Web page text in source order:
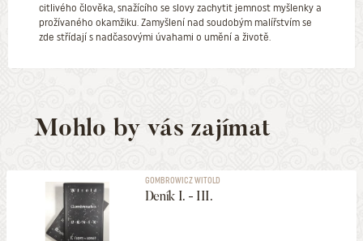
citlivého člověka, snažícího se slovy zachytit jemnost myšlenky a
prožívaného okamžiku. Zamyšlení nad soudobým malířstvím se
zde střídají s nadčasovými úvahami o umění a životě.
Mohlo by vás zajímat
GOMBROWICZ WITOLD
Deník I. - III.